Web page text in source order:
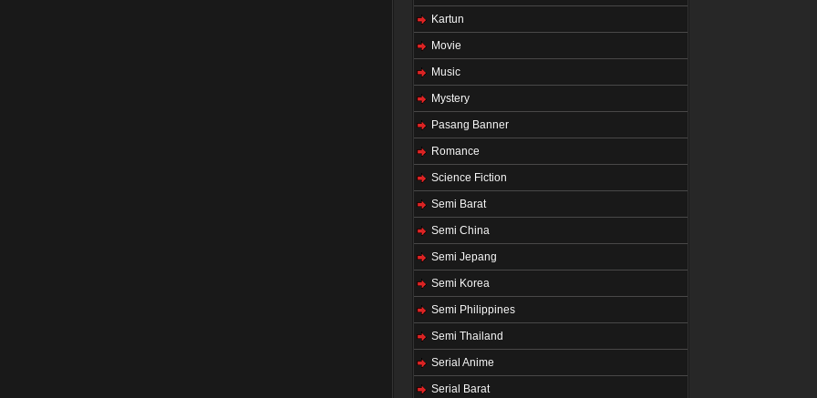
Kartun
Movie
Music
Mystery
Pasang Banner
Romance
Science Fiction
Semi Barat
Semi China
Semi Jepang
Semi Korea
Semi Philippines
Semi Thailand
Serial Anime
Serial Barat